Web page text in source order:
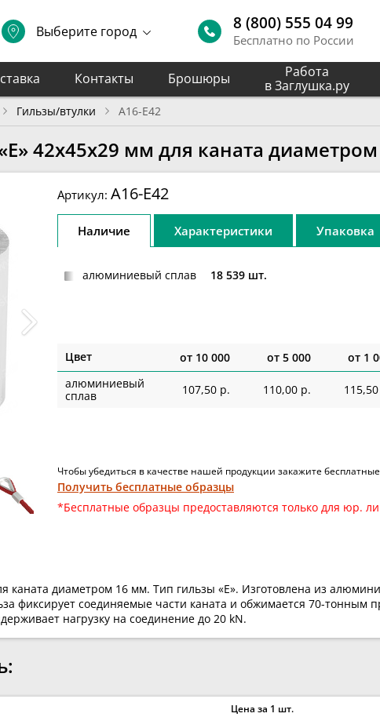
Выберите город 8 (800) 555 04 99
Бесплатно по России
Контакты Брошюры
Работа
в Заглушка.ру
Гильзы/втулки A16-E42
42х45х29 мм для каната
Артикул: A16-E42
Наличие Характеристики Упаковка
алюминиевый сплав 18 539 шт.
Цвет от 10 000 от 5 000 от 1
алюминиевый
сплав
107,50 р. 110,00 р.
Чтобы убедиться в качестве нашей продукции закажите
Получить бесплатные образцы
*Бесплатные образцы предоставляются только для юр.
каната диаметром 16 мм. Тип гильзы «Е». Изготовлена из
фиксирует соединяемые части каната и обжимается 70-тонным
нагрузку на соединение до 20 kN.
Цена за 1 шт.